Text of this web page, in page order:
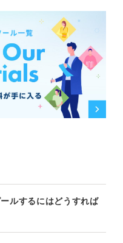
ルするにはどうすれば